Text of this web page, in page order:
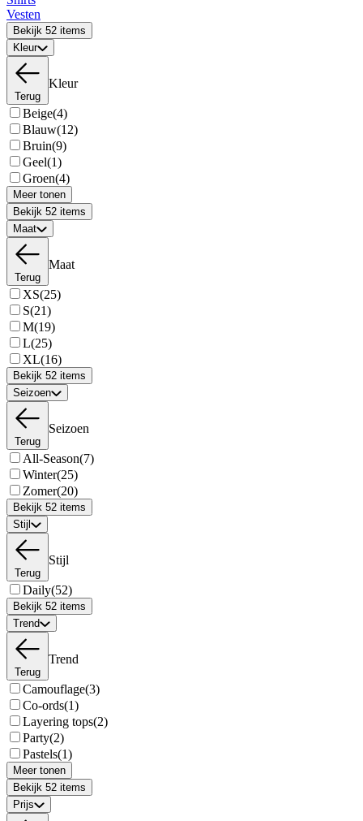
Vesten
Bekijk 52 items
Kleur
Terug
Kleur
Beige(4)
Blauw(12)
Bruin(9)
Geel(1)
Groen(4)
Meer tonen
Bekijk 52 items
Maat
Terug
Maat
XS(25)
S(21)
M(19)
L(25)
XL(16)
Bekijk 52 items
Seizoen
Terug
Seizoen
All-Season(7)
Winter(25)
Zomer(20)
Bekijk 52 items
Stijl
Terug
Stijl
Daily(52)
Bekijk 52 items
Trend
Terug
Trend
Camouflage(3)
Co-ords(1)
Layering tops(2)
Party(2)
Pastels(1)
Meer tonen
Bekijk 52 items
Prijs